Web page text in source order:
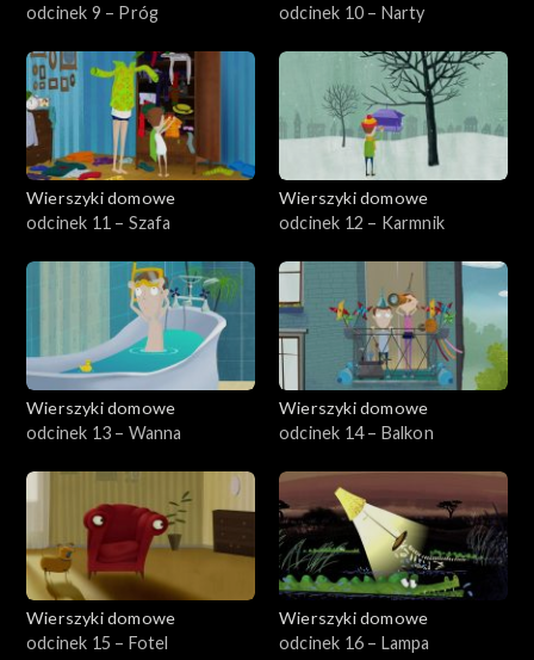
odcinek 9 – Próg
odcinek 10 – Narty
Wierszyki domowe
odcinek 11 – Szafa
Wierszyki domowe
odcinek 12 – Karmnik
Wierszyki domowe
odcinek 13 – Wanna
Wierszyki domowe
odcinek 14 – Balkon
Wierszyki domowe
odcinek 15 – Fotel
Wierszyki domowe
odcinek 16 – Lampa